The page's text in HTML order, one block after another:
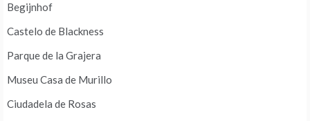
Begijnhof
Castelo de Blackness
Parque de la Grajera
Museu Casa de Murillo
Ciudadela de Rosas